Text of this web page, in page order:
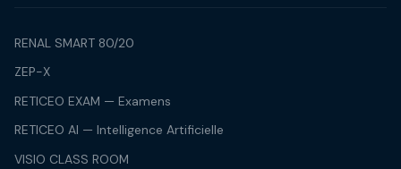
RENAL SMART 80/20
ZEP-X
RETICEO EXAM — Examens
RETICEO AI — Intelligence Artificielle
VISIO CLASS ROOM